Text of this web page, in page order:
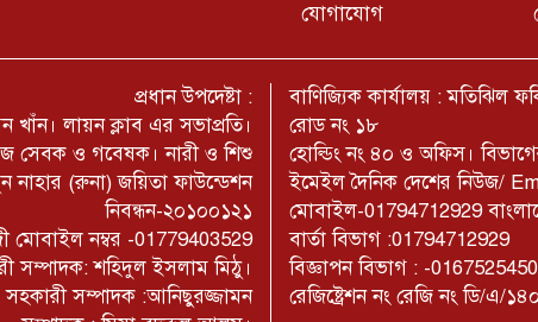
যোগাযোগ
প্রধান উপদেষ্টা :
লায়ন ক্লাব এর সভাপ্রতি।
সেবক ও গবেষক। নারী ও শিশু
নাহার (রুনা) জয়িতা ফাউন্ডেশন
নিবন্ধন-২০১০০১২১
মোবাইল নম্বর -01779403529
সম্পাদক: শহিদুল ইসলাম মিঠু।
সম্পাদক :আনিছুরজ্জামন
বাণিজ্যিক কার্যালয় : মতিঝিল
রোড নং ১৮
হোল্ডিং নং ৪০ ও অফিস।
ইমেইল দৈনিক দেশের নিউজ/
মোবাইল-01794712929
বার্তা বিভাগ :01794712929
বিজ্ঞাপন বিভাগ : -
রেজিষ্ট্রেশন নং রেজি নং ডি/এ/